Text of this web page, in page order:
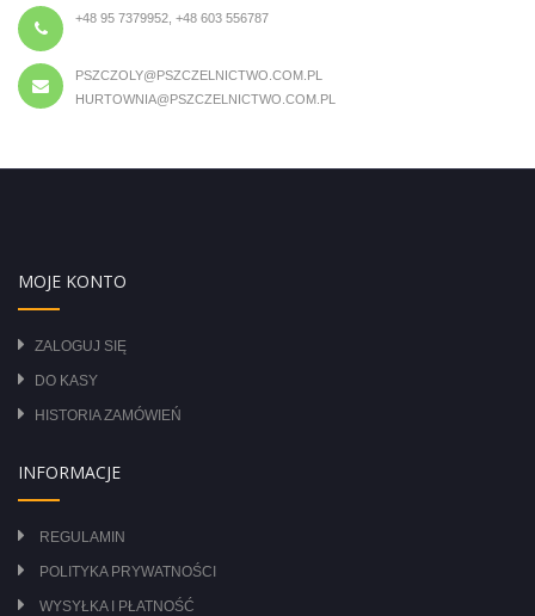
+48 95 7379952, +48 603 556787
PSZCZOLY@PSZCZELNICTWO.COM.PL
HURTOWNIA@PSZCZELNICTWO.COM.PL
MOJE KONTO
ZALOGUJ SIĘ
DO KASY
HISTORIA ZAMÓWIEŃ
INFORMACJE
REGULAMIN
POLITYKA PRYWATNOŚCI
WYSYŁKA I PŁATNOŚĆ